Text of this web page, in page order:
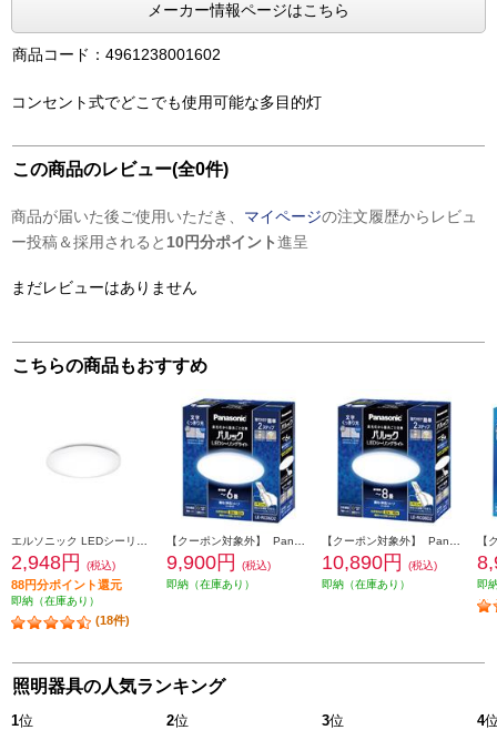
メーカー情報ページはこちら
商品コード：4961238001602
コンセント式でどこでも使用可能な多目的灯
この商品のレビュー(全0件)
商品が届いた後ご使用いただき、 マイページの注文履歴からレビュ
ー投稿＆採用されると 10円分ポイント進呈
まだレビューはありません
こちらの商品もおすすめ
2,948円 (税込)
88円分ポイント還元
即納（在庫あり）
(18件)
9,900円
(税込)
即納（在庫あり）
10,890円
(税込)
即納（在庫あり）
即
照明器具の人気ランキング
1位 2位 3位 4